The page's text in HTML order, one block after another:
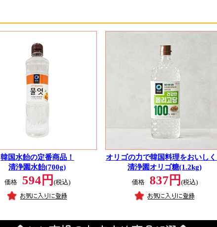
韓国水飴の定番商品！
清浄園水飴(700g)
価格 594円 (税込)
オリゴの力で韓国料理をおいし
清浄園オリゴ糖(1.2kg)
価格 837円 (税込)